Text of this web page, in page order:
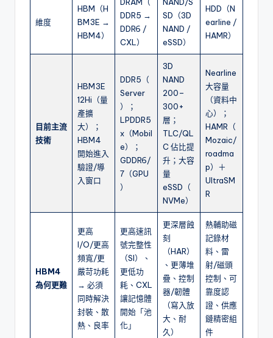
維度
HBM（H
BM3E →
HBM4）
DDR5 →
DDR6 /
CXL）
SD（3D
NAND /
eSSD）
HDD（N
earline /
HAMR）
目前主流
技術
HBM3E
12Hi（量
產擴
大）；
HBM4
開始進入
驗證/導
入窗口
DDR5（
Server
）；
LPDDR5
x（Mobil
e）；
GDDR6/
7（GPU
）
3D
NAND
200–
300+
層；
TLC/QL
C 佔比提
升；大容
量
eSSD（
NVMe）
Nearline
大容量
（資料中
心）；
HAMR（
Mozaic/
roadma
p）＋
UltraSM
R
HBM4
為何更難
更高
I/O/更高
頻寬/更
嚴苛功耗
→ 必須
同時解決
封裝、散
熱、良率
更高速訊
號完整性
（SI）、
更低功
耗、CXL
讓記憶體
開始「池
化」
更深層蝕
刻
（HAR）
、更薄堆
疊、控制
器/韌體
（寫入放
大、耐
久）
熱輔助磁
記錄材
料、雷
射/磁頭
控制、可
靠度認
證、供應
鏈精密組
件